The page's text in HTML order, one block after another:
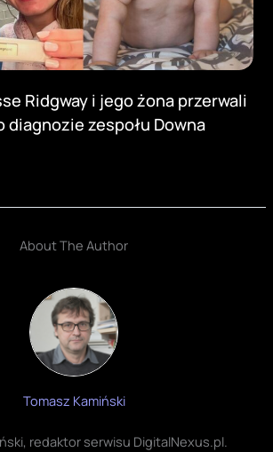
Ridgway i jego żona przerwali
diagnozie zespołu Downa
About The Author
Tomasz Kamiński
redaktor serwisu DigitalNexus.pl.